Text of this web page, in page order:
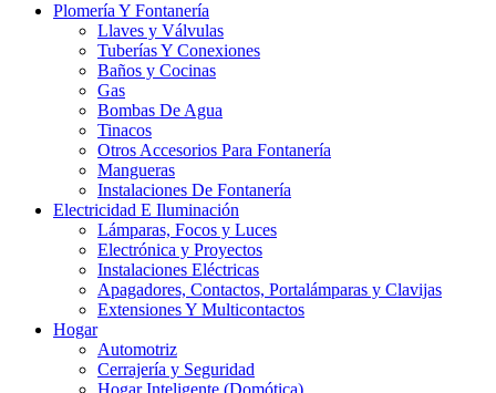
Plomería Y Fontanería
Llaves y Válvulas
Tuberías Y Conexiones
Baños y Cocinas
Gas
Bombas De Agua
Tinacos
Otros Accesorios Para Fontanería
Mangueras
Instalaciones De Fontanería
Electricidad E Iluminación
Lámparas, Focos y Luces
Electrónica y Proyectos
Instalaciones Eléctricas
Apagadores, Contactos, Portalámparas y Clavijas
Extensiones Y Multicontactos
Hogar
Automotriz
Cerrajería y Seguridad
Hogar Inteligente (Domótica)